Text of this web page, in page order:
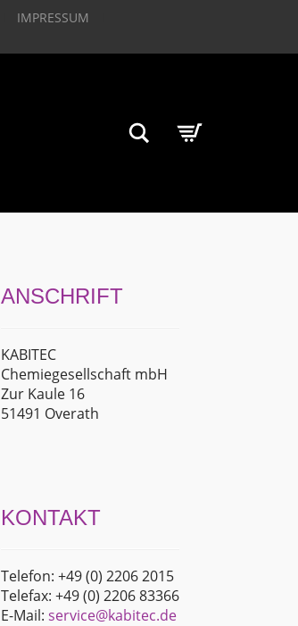
IMPRESSUM
Suchen
ANSCHRIFT
KABITEC
Chemiegesellschaft mbH
Zur Kaule 16
51491 Overath
KONTAKT
Telefon: +49 (0) 2206 2015
Telefax: +49 (0) 2206 83366
E-Mail: service@kabitec.de